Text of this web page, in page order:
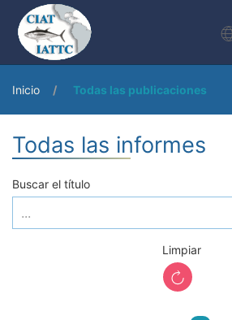
Inicio Todas las publicaciones
Todas las informes
Buscar el título
Limpiar